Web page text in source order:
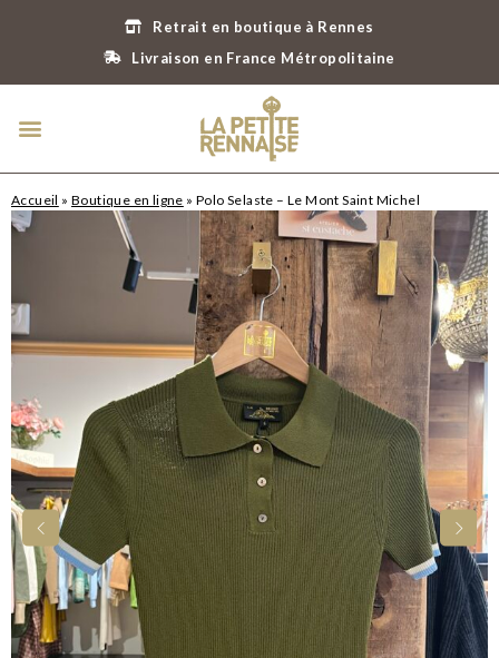
Retrait en boutique à Rennes
Livraison en France Métropolitaine
Accueil »Boutique en ligne »Polo Selaste – Le Mont Saint Michel